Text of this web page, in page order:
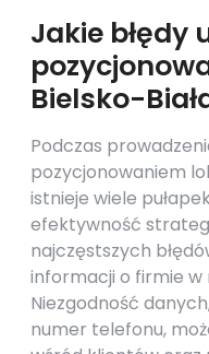
Jakie błędy
Bielsko-
Podczas
pozycjonowaniem
istnieje wiele
efektywność
najczęstszych
informacji o firmie w
Niezgodność
numer telefonu,